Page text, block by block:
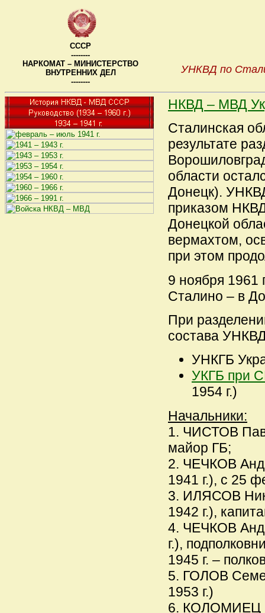
СССР
--------
НАРКОМАТ – МИНИСТЕРСТВО
ВНУТРЕННИХ ДЕЛ
--------
УНКВД по
НКВД – МВД
Сталинская
результате
области
Донецк).
приказом
Донецкой
вермахтом,
при этом
9 ноября 1961
Сталино – в
При
состава
УНКГБ
УКГБ при
1954 г.)
Начальники:
1. ЧИСТОВ
майор ГБ;
2. ЧЕЧКОВ
1941 г.), с 25
3. ИЛЯСОВ
1942 г.),
4. ЧЕЧКОВ
г.),
1945 г. –
5. ГОЛОВ
1953 г.)
6. КОЛОМИЕЦ